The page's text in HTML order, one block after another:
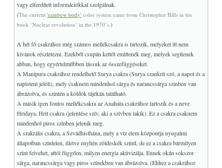
vagy elferdített információkkal szolgálnak.
(The current'rainbow body' color system came from Christopher Hills in his
book ‘Nuclear revolution’ in the 1970’s.)
A hét fő csakrához még számos mellékcsakra is tartozik, melyeket itt nem
kívánok részletezni. Ezekből csupán kettőt említenék meg, melyek segítenek
abban, hogy egyértelműbben lássuk az összefüggéseket.
A Manipura csakrához rendelhető Surya csakra (Surya szankrit szó, a napot és a
napistent jelöli), mely csaknem mindenhol sárga és narancssárga szinben van
ábrázolva, és szintén a köldök tájékán található.
A másik igen fontos mellékcsakra az Anahata csakrához tartozik és a neve
Hridaya, Hrit csakra (jelentése szív, aki a szívben lakik). Ez a csakra csaknem
mindenhol piros színben jelenik meg.
A szakrális csakra, a Szvádhisthána, mely a víz elem központja nyugalmi
állapotban színtelen, illetve enyhén zöldeskék színű, de ez a csakra bármilyen
színt felvehet, attól függően, milyen energia aktivizálja. Ennek okán sokszor
sárga, narancssárga vagy piros színekben van ábrázolva. (Ehhez a csakrához